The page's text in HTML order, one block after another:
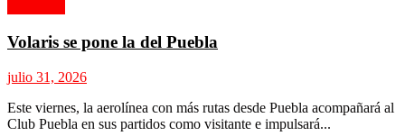
Volaris se pone la del Puebla
julio 31, 2026
Este viernes, la aerolínea con más rutas desde Puebla acompañará al
Club Puebla en sus partidos como visitante e impulsará...